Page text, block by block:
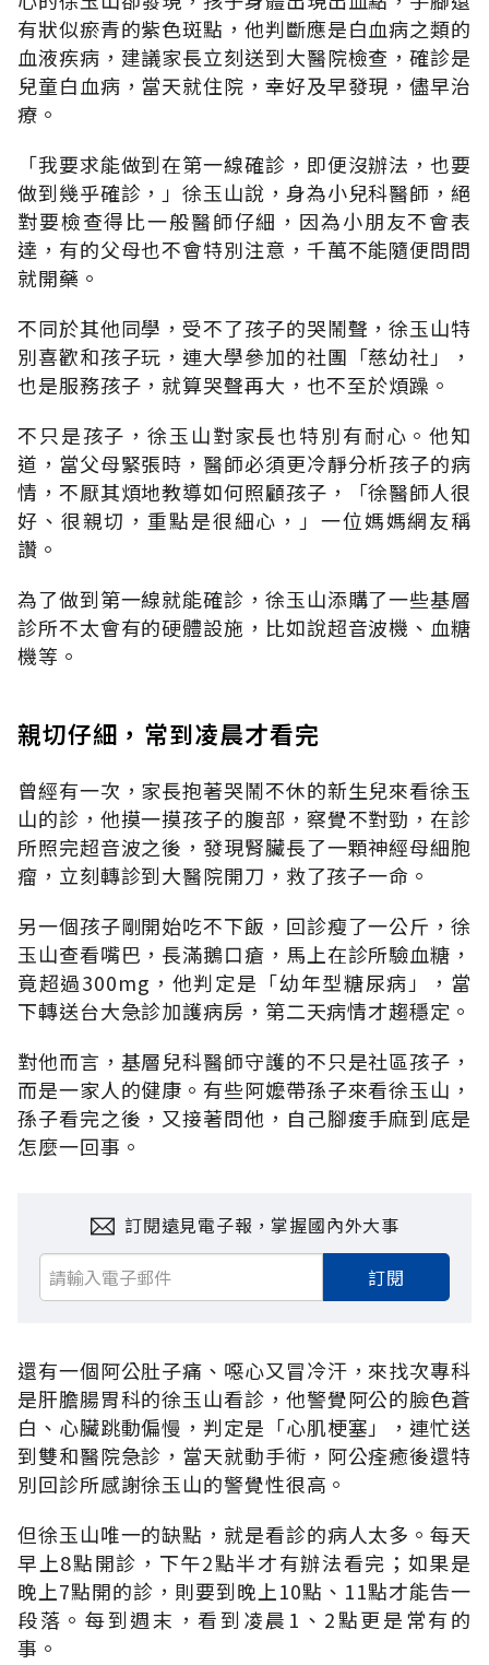
有狀似瘀青的紫色斑點，他判斷應是白血病之類的
血液疾病，建議家長立刻送到大醫院檢查，確診是
兒童白血病，當天就住院，幸好及早發現，儘早治
療。
「我要求能做到在第一線確診，即便沒辦法，也要
做到幾乎確診，」徐玉山說，身為小兒科醫師，絕
對要檢查得比一般醫師仔細，因為小朋友不會表
達，有的父母也不會特別注意，千萬不能隨便問問
就開藥。
不同於其他同學，受不了孩子的哭鬧聲，徐玉山特
別喜歡和孩子玩，連大學參加的社團「慈幼社」，
也是服務孩子，就算哭聲再大，也不至於煩躁。
不只是孩子，徐玉山對家長也特別有耐心。他知
道，當父母緊張時，醫師必須更冷靜分析孩子的病
情，不厭其煩地教導如何照顧孩子，「徐醫師人很
好、很親切，重點是很細心，」一位媽媽網友稱
讚。
為了做到第一線就能確診，徐玉山添購了一些基層
診所不太會有的硬體設施，比如說超音波機、血糖
機等。
親切仔細，常到凌晨才看完
曾經有一次，家長抱著哭鬧不休的新生兒來看徐玉
山的診，他摸一摸孩子的腹部，察覺不對勁，在診
所照完超音波之後，發現腎臟長了一顆神經母細胞
瘤，立刻轉診到大醫院開刀，救了孩子一命。
另一個孩子剛開始吃不下飯，回診瘦了一公斤，徐
玉山查看嘴巴，長滿鵝口瘡，馬上在診所驗血糖，
竟超過300mg，他判定是「幼年型糖尿病」，當
下轉送台大急診加護病房，第二天病情才趨穩定。
對他而言，基層兒科醫師守護的不只是社區孩子，
而是一家人的健康。有些阿嬤帶孫子來看徐玉山，
孫子看完之後，又接著問他，自己腳痠手麻到底是
怎麼一回事。
訂閱遠見電子報，掌握國內外大事
訂閱
還有一個阿公肚子痛、噁心又冒冷汗，來找次專科
是肝膽腸胃科的徐玉山看診，他警覺阿公的臉色蒼
白、心臟跳動偏慢，判定是「心肌梗塞」，連忙送
到雙和醫院急診，當天就動手術，阿公痊癒後還特
別回診所感謝徐玉山的警覺性很高。
但徐玉山唯一的缺點，就是看診的病人太多。每天
早上8點開診，下午2點半才有辦法看完；如果是
晚上7點開的診，則要到晚上10點、11點才能告一
段落。每到週末，看到凌晨1、2點更是常有的
事。